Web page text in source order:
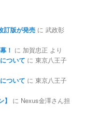
訂版が発売 に武政彰
！ に 加賀忠正 より
ついて に東京八王子
ついて に東京八王子
に Nexus金澤さん担